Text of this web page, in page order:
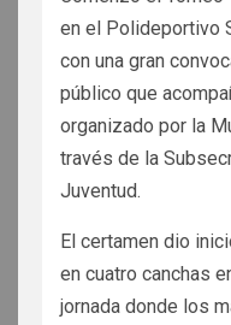
en el Polideportivo
con una gran
público que
organizado por la
través de la
Juventud.
El certamen dio
en cuatro canchas
jornada donde los